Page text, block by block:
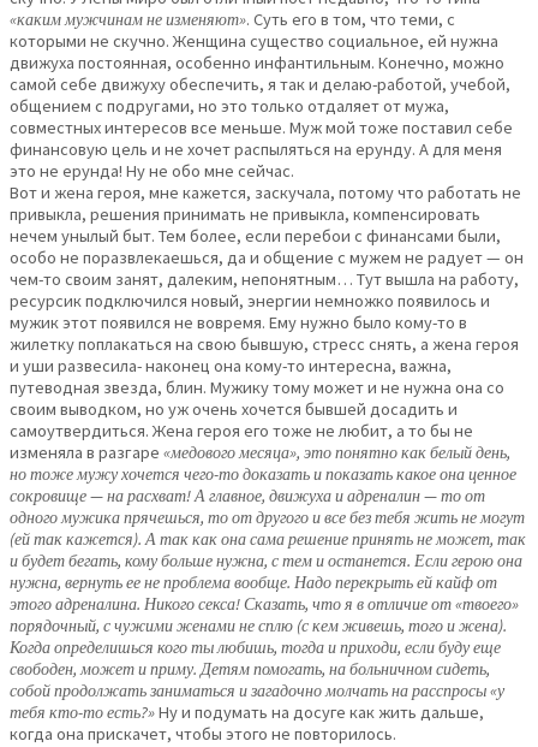
«каким мужчинам не изменяют». Суть его в том, что теми, с
которыми не скучно. Женщина существо социальное, ей нужна
движуха постоянная, особенно инфантильным. Конечно, можно
самой себе движуху обеспечить, я так и делаю-работой, учебой,
общением с подругами, но это только отдаляет от мужа,
совместных интересов все меньше. Муж мой тоже поставил себе
финансовую цель и не хочет распыляться на ерунду. А для меня
это не ерунда! Ну не обо мне сейчас.
Вот и жена героя, мне кажется, заскучала, потому что работать не
привыкла, решения принимать не привыкла, компенсировать
нечем унылый быт. Тем более, если перебои с финансами были,
особо не поразвлекаешься, да и общение с мужем не радует — он
чем-то своим занят, далеким, непонятным… Тут вышла на работу,
ресурсик подключился новый, энергии немножко появилось и
мужик этот появился не вовремя. Ему нужно было кому-то в
жилетку поплакаться на свою бывшую, стресс снять, а жена героя
и уши развесила- наконец она кому-то интересна, важна,
путеводная звезда, блин. Мужику тому может и не нужна она со
своим выводком, но уж очень хочется бывшей досадить и
самоутвердиться. Жена героя его тоже не любит, а то бы не
изменяла в разгаре «медового месяца», это понятно как белый день,
но тоже мужу хочется чего-то доказать и показать какое она ценное
сокровище — на расхват! А главное, движуха и адреналин — то от
одного мужика прячешься, то от другого и все без тебя жить не могут
(ей так кажется). А так как она сама решение принять не может, так
и будет бегать, кому больше нужна, с тем и останется. Если герою она
нужна, вернуть ее не проблема вообще. Надо перекрыть ей кайф от
этого адреналина. Никого секса! Сказать, что я в отличие от «твоего»
порядочный, с чужими женами не сплю (с кем живешь, того и жена).
Когда определишься кого ты любишь, тогда и приходи, если буду еще
свободен, может и приму. Детям помогать, на больничном сидеть,
собой продолжать заниматься и загадочно молчать на расспросы «у
тебя кто-то есть?»Ну и подумать на досуге как жить дальше,
когда она прискачет, чтобы этого не повторилось.